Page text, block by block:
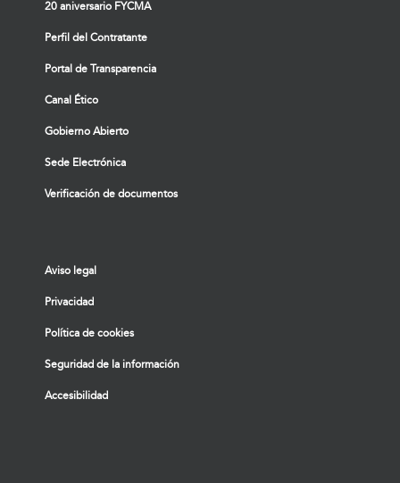
20 aniversario FYCMA
Perfil del Contratante
Portal de Transparencia
Canal Ético
Gobierno Abierto
Sede Electrónica
Verificación de documentos
Aviso legal
Privacidad
Política de cookies
Seguridad de la información
Accesibilidad